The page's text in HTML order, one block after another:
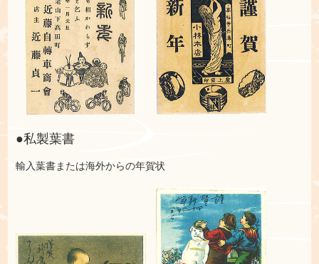
●私製葉書
輸入葉書または海外からの年賀状